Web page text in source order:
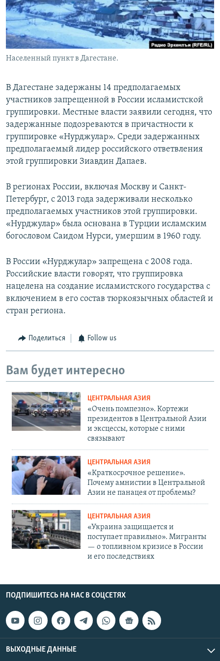
Населенный пункт в Дагестане.
В Дагестане задержаны 14 предполагаемых
участников запрещенной в России исламистской
группировки. Местные власти заявили сегодня, что
задержанные подозреваются в причастности к
группировке «Нурджулар». Среди задержанных
предполагаемый лидер российского ответвления
этой группировки Зиавдин Дапаев.
В регионах России, включая Москву и Санкт-
Петербург, с 2013 года задерживали несколько
предполагаемых участников этой группировки.
«Нурджулар» была основана в Турции исламским
богословом Саидом Нурси, умершим в 1960 году.
В России «Нурджулар» запрещена с 2008 года.
Российские власти говорят, что группировка
нацелена на создание исламистского государства с
включением в его состав тюркоязычных областей и
стран региона.
Поделиться Follow us
Вам будет интересно
ЦЕНТРАЛЬНАЯ АЗИЯ
«Очень помпезно». Кортежи
президентов в Центральной Азии
и эксцессы, которые с ними
связывают
ЦЕНТРАЛЬНАЯ АЗИЯ
«Краткосрочное решение».
Почему амнистии в Центральной
Азии не панацея от проблемы?
ЦЕНТРАЛЬНАЯ АЗИЯ
«Украина защищается и
поступает правильно». Мигранты
— о топливном кризисе в России
и его последствиях
ПОДПИШИТЕСЬ НА НАС В СОЦСЕТЯХ
ВЫХОДНЫЕ ДАННЫЕ